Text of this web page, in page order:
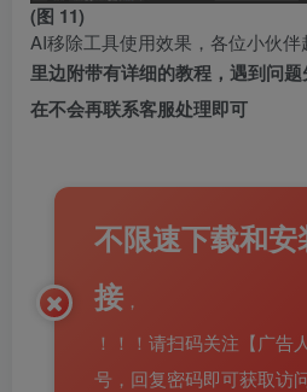
(图 11)
AI移除工具使用效果，各位小伙
里边附带有详细的教程，遇到问
在不会再联系客服处理即可
不限速下载和
接 ，
！！！请扫码关注【广告
号，回复密码即可获取访